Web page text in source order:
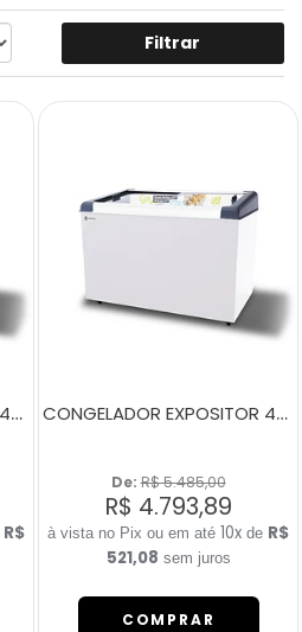
Filtrar
CONGELADOR EXPOSITOR 400 LITROS NEW SLIM 350 BIVOLT AMARELO
R$
CONGELADOR EXPOSITOR 400 LITROS NEW SLIM 350 BIVOLT BRANCO
De: R$ 5.485,00
R$ 4.793,89
10x de R$
521,08 sem juros
COMPRAR